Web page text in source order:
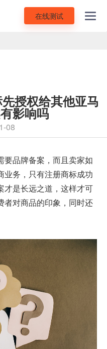
在线测试
授权给其他亚马
影响吗
08
要品牌备案，而且卖家如
业务，只有注册商标成功
才是长远之道，这样才可
者对商品的印象，同时还